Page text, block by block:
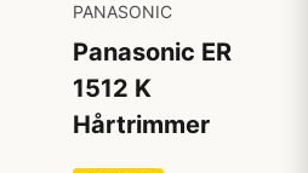
PANASONIC
Panasonic ER
1512 K
Hårtrimmer